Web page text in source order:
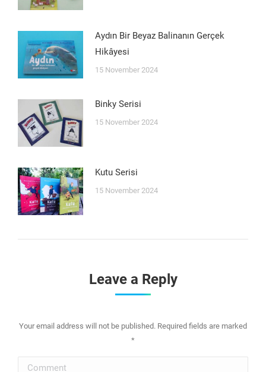
Aydın Bir Beyaz Balinanın Gerçek
Hikâyesi
15 November 2024
Binky Serisi
15 November 2024
Kutu Serisi
15 November 2024
Leave a Reply
Your email address will not be published. Required fields are marked
*
Comment